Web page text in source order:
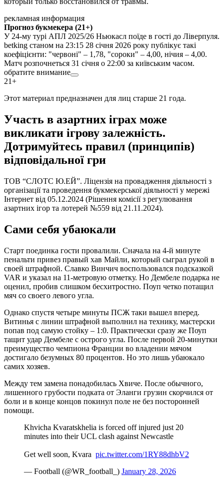
рекламная информация
Прогноз букмекера (21+)
У 24-му турі АПЛ 2025/26 Ньюкасл поїде в гості до Ліверпуля.
betking станом на 23:15 28 січня 2026 року публікує такі
коефіцієнти: "червоні" – 1,78, "сороки" – 4,00, нічия – 4,00.
Матч розпочнеться 31 січня о 22:00 за київським часом.
обратите внимание
21+
Этот материал предназначен для лиц старше 21 года.
Участь в азартних іграх може
викликати ігрову залежність.
Дотримуйтесь правил (принципів)
відповідальної гри
ТОВ “СЛОТС Ю.ЕЙ”. Ліцензія на провадження діяльності з
організації та проведення букмекерської діяльності у мережі
Інтернет від 05.12.2024 (Рішення комісії з регулювання
азартних ігор та лотерей №559 від 21.11.2024).
Сами себя убаюкали
Старт поединка гости провалили. Сначала на 4-й минуте
пенальти привез правый хав Майли, который сыграл рукой в
своей штрафной. Славко Винчич воспользовался подсказкой
VAR и указал на 11-метровую отметку. Но Дембеле подарка не
оценил, пробив слишком бесхитростно. Поуп четко потащил
мяч со своего левого угла.
Однако спустя четыре минуты ПСЖ таки вышел вперед.
Витинья с линии штрафной выполнил на технику, мастерски
попав под самую стойку – 1:0. Практически сразу же Поуп
тащит удар Дембеле с острого угла. После первой 20-минутки
преимущество чемпиона Франции во владении мячом
достигало безумных 80 процентов. Но это лишь убаюкало
самих хозяев.
Между тем замена понадобилась Хвиче. После обычного,
лишенного грубости подката от Эланги грузин скорчился от
боли и в конце концов покинул поле не без посторонней
помощи.
Khvicha Kvaratskhelia is forced off injured just 20
minutes into their UCL clash against Newcastle ️
Get well soon, Kvara ️ pic.twitter.com/1RY88dhbV2
— Football (@WR_football_) January 28, 2026